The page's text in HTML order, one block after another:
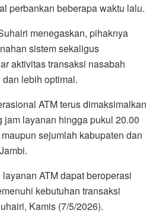
perbankan beberapa waktu lalu.
menegaskan, pihaknya
sistem sekaligus
aktivitas transaksi nasabah
lebih optimal.
ATM terus dimaksimalkan
layanan hingga pukul 20.00
sejumlah kabupaten dan
ATM dapat beroperasi
kebutuhan transaksi
Kamis (7/5/2026).